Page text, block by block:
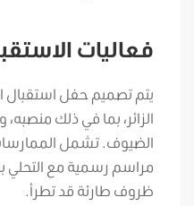
فعاليات
يتم تصميم حفل استقبال
الزائر، بما في ذلك
الضيوف. تشمل
مراسم رسمية مع التحلي
ظروف طارئة قد تطرأ.